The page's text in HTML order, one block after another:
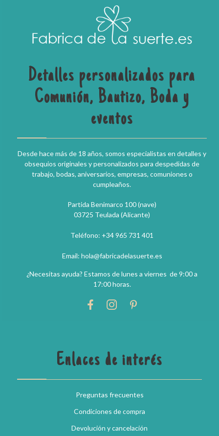
Detalles personalizados para
Comunión, Bautizo, Boda y
eventos
Desde hace más de 18 años, somos especialistas en detalles y
obsequios originales y personalizados para despedidas de
trabajo, bodas, aniversarios, empresas, comuniones o
cumpleaños.
Partida Benimarco 100 (nave)
03725 Teulada (Alicante)
Teléfono: +34 965 731 401
Email: hola@fabricadelasuerte.es
¿Necesitas ayuda? Estamos de lunes a viernes de 9:00 a
17:00 horas.
Enlaces de interés
Preguntas frecuentes
Condiciones de compra
Devolución y cancelación